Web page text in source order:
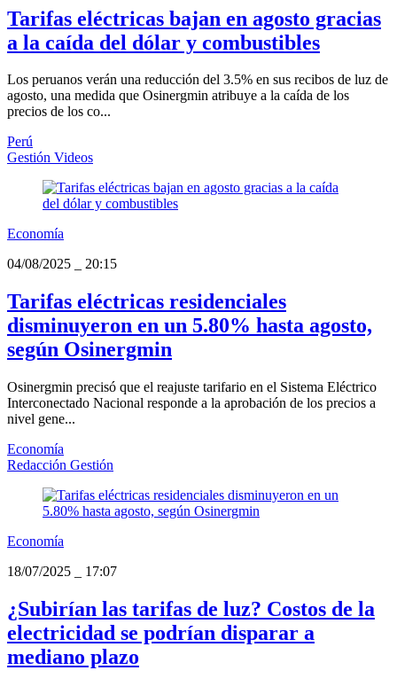
Tarifas eléctricas bajan en agosto gracias
a la caída del dólar y combustibles
Los peruanos verán una reducción del 3.5% en sus recibos de luz de
agosto, una medida que Osinergmin atribuye a la caída de los
precios de los co...
Perú
Gestión Videos
Economía
04/08/2025
20:15
Tarifas eléctricas residenciales
disminuyeron en un 5.80% hasta agosto,
según Osinergmin
Osinergmin precisó que el reajuste tarifario en el Sistema Eléctrico
Interconectado Nacional responde a la aprobación de los precios a
nivel gene...
Economía
Redacción Gestión
Economía
18/07/2025
17:07
¿Subirían las tarifas de luz? Costos de la
electricidad se podrían disparar a
mediano plazo